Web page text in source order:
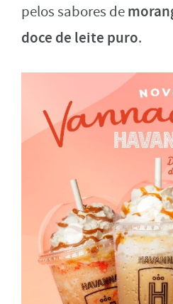
pelos sabores de
doce de leite puro.